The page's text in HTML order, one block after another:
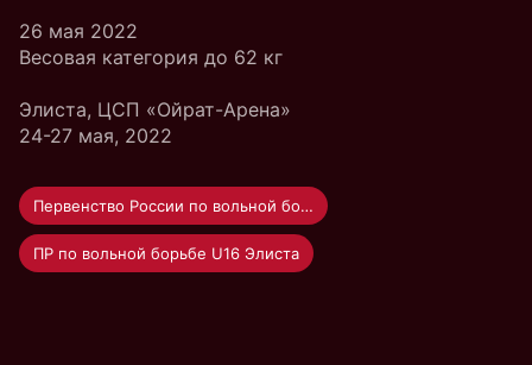
26 мая 2022
Весовая категория до 62 кг
Элиста, ЦСП «Ойрат-Арена»
24-27 мая, 2022
Первенство России по вольной борьбе U-16
ПР по вольной борьбе U16 Элиста